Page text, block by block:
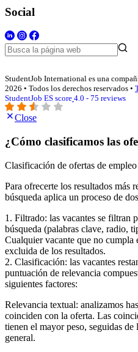
Social
StudentJob International es una
2026 • Todos los derechos reservados •
StudentJob ES score 4.0 - 75 reviews
Close
¿Cómo clasificamos las
Clasificación de ofertas de empleo
Para ofrecerte los resultados más
búsqueda aplica un proceso de
1. Filtrado: las vacantes se filtran
búsqueda (palabras clave, radio,
Cualquier vacante que no cumpla
excluida de los resultados.
2. Clasificación: las vacantes
puntuación de relevancia
siguientes factores:
Relevancia textual: analizamos
coinciden con la oferta. Las
tienen el mayor peso, seguidas
general.